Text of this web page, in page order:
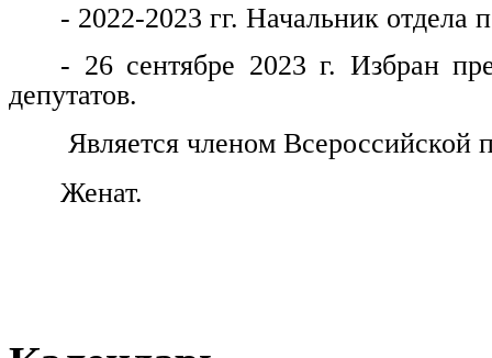
- 2022-2023 гг. Начальник
- 26 сентябре 2023 г. Избран
депутатов.
Является членом Всероссийской
Женат.